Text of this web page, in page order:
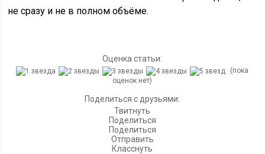
не сразу и не в полном объёме.
Оценка статьи:
(пока
оценок нет)
Поделиться с друзьями:
Твитнуть
Поделиться
Поделиться
Отправить
Класснуть